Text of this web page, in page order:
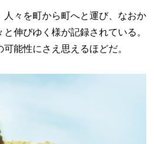
々を町から町へと運び、なおか
伸びゆく様が記録されている。
能性にさえ思えるほどだ。